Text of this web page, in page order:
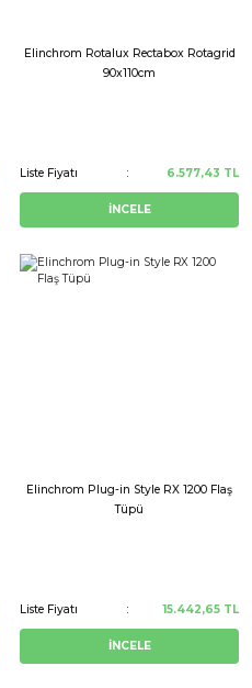
Elinchrom Rotalux Rectabox Rotagrid
90x110cm
Liste Fiyatı 6.577,43 TL
İNCELE
Elinchrom Plug-in Style RX 1200 Flaş
Tüpü
Liste Fiyatı 15.442,65 TL
İNCELE